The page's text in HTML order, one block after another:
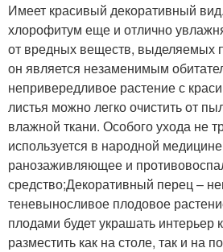
Имеет красивый декоративный
хлорофитум еще и отлично
от вредных веществ, выделяемых
он является незаменимым
непривередливое растение с
листья можно легко очистить от
влажной ткани. Особого ухода не
используется в народной
ранозаживляющее и
средство;Декоративный перец –
теневыносливое плодовое
плодами будет украшать интерьер
разместить как на столе, так и на